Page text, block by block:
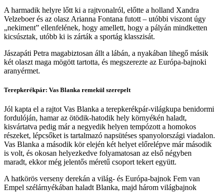
A harmadik helyre lőtt ki a rajtvonalról, előtte a holland Xandra
Velzeboer és az olasz Arianna Fontana futott – utóbbi viszont úgy
„nekiment” ellenfelének, hogy amellett, hogy a pályán mindketten
kicsúsztak, utóbb ki is zárták a sportág klasszisát.
Jászapáti Petra magabiztosan állt a lábán, a nyakában lihegő másik
két olaszt maga mögött tartotta, és megszerezte az Európa-bajnoki
aranyérmet.
Terepkerékpár: Vas Blanka remekül szerepelt
Jól kapta el a rajtot Vas Blanka a terepkerékpár-világkupa benidormi
fordulóján, hamar az ötödik-hatodik hely környékén haladt,
kisvártatva pedig már a negyedik helyen tempózott a homokos
részeket, lépcsőket is tartalmazó napsütéses spanyolországi viadalon.
Vas Blanka a második kör elején két helyet előrelépve már második
is volt, és okosan helyezkedve folyamatosan az első négyben
maradt, ekkor még jelentős méretű csoport tekert együtt.
A hatkörös verseny derekán a világ- és Európa-bajnok Fem van
Empel szélárnyékában haladt Blanka, majd három világbajnok